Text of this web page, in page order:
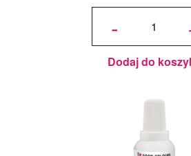
-
ilość
Power
Gel
Coral
Firmness
Koralowy
Dodaj do